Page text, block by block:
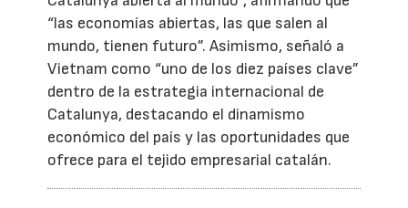
“las economías abiertas, las que salen al
mundo, tienen futuro”. Asimismo, señaló a
Vietnam como “uno de los diez países clave”
dentro de la estrategia internacional de
Catalunya, destacando el dinamismo
económico del país y las oportunidades que
ofrece para el tejido empresarial catalán.